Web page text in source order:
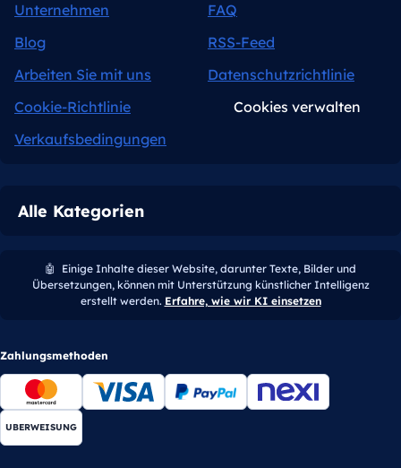
Unternehmen
FAQ
Blog
RSS-Feed
Arbeiten Sie mit uns
Datenschutzrichtlinie
Cookie-Richtlinie
Cookies verwalten
Verkaufsbedingungen
Alle Kategorien
🤖
Einige Inhalte dieser Website, darunter Texte, Bilder und
Übersetzungen, können mit Unterstützung künstlicher Intelligenz
erstellt werden. Erfahre, wie wir KI einsetzen
Zahlungsmethoden
UBERWEISUNG